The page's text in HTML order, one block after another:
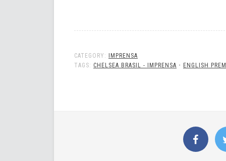
CATEGORY:
IMPRENSA
TAGS: CHELSEA BRASIL - IMPRENSA • ENGLISH